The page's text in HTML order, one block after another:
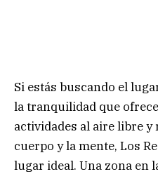
Si estás buscando el
la tranquilidad que
actividades al aire libre y
cuerpo y la mente, Los
lugar ideal. Una zona en